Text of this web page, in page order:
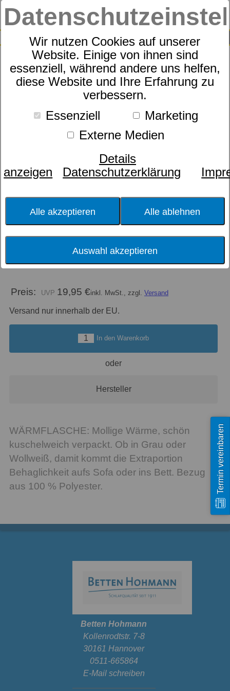
Wir nutzen Cookies auf unserer
Website. Einige von ihnen sind
essenziell, während andere uns helfen,
diese Website und Ihre Erfahrung zu
verbessern.
Essenziell
Marketing
Externe Medien
Details
anzeigen
Datenschutzerklärung
Alle akzeptieren Alle ablehnen
Auswahl akzeptieren
SUCHE
0
Wärmflasche flauschiges
Kunstfell - 67381
Preis: 19,95 €inkl. MwSt., zzgl. Versand
Versand nur innerhalb der EU.
In den Warenkorb
oder
Hersteller
WÄRMFLASCHE: Mollige Wärme, schön
kuschelweich verpackt. Ob in Grau oder
Wollweiß, damit kommt die Extraportion
Behaglichkeit aufs Sofa oder ins Bett. Bezug
aus 100 % Polyester.
Termin vereinbaren
Betten Hohmann
Kollenrodtstr. 7-8
30161 Hannover
0511-665864
E-Mail schreiben